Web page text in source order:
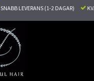
SNABB LEVERANS (1-2 DAGAR)